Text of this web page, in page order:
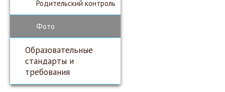
Родительский контроль
Фото
Образовательные
стандарты и
требования